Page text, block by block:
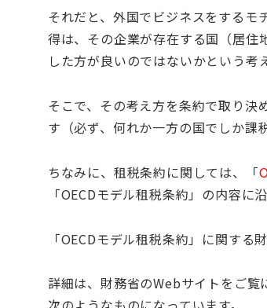
それだと、外国でビジネスをする
得は、その企業が存在する国（居住
した方が良いのではないかという考
そこで、その考え方を条約で取り決
す（必ず、何れか一方の国でしか課
ちなみに、租税条約に関しては、「
「OECDモデル租税条約」の内容に
「OECDモデル租税条約」に関する
詳細は、財務省のWebサイトをご